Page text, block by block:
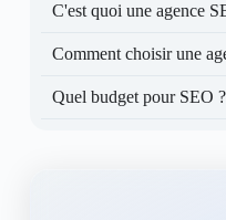
C'est quoi une agence
Comment choisir une
Quel budget pour SEO ?